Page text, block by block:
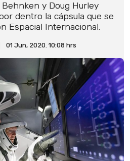
y Doug Hurley
dentro la cápsula que se
Espacial Internacional.
01 Jun, 2020. 10:08 hrs